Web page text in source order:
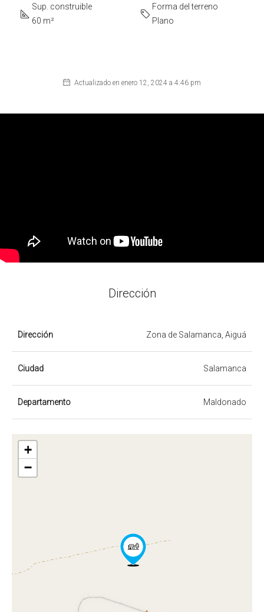
Sup. construible
60 m²
Forma del terreno
Plano
Actualizado en enero 12, 2024 a 4:46 pm
Dirección
Dirección Zona de Salamanca, Aiguá
Ciudad Salamanca
Departamento Maldonado
+
−